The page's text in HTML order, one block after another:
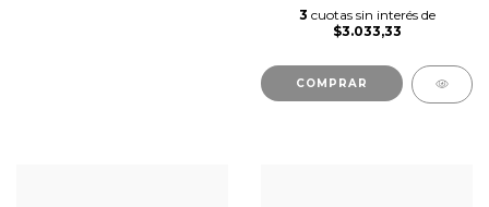
3 cuotas sin interés de
$3.033,33
COMPRAR